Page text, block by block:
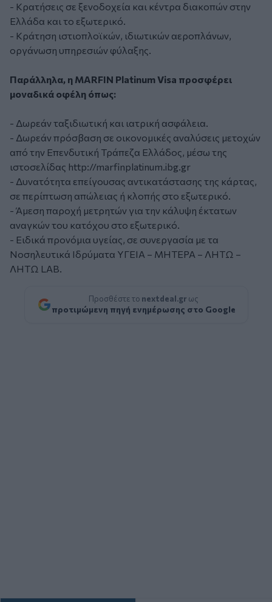
- Κρατήσεις σε ξενοδοχεία και κέντρα διακοπών στην
Ελλάδα και το εξωτερικό.
- Κράτηση ιστιοπλοϊκών, ιδιωτικών αεροπλάνων,
οργάνωση υπηρεσιών φύλαξης.
Παράλληλα, η MARFIN Platinum Visa προσφέρει
μοναδικά οφέλη όπως:
- Δωρεάν ταξιδιωτική και ιατρική ασφάλεια.
- Δωρεάν πρόσβαση σε οικονομικές αναλύσεις μετοχών
από την Επενδυτική Τράπεζα Ελλάδος, μέσω της
ιστοσελίδας http://marfinplatinum.ibg.gr
- Δυνατότητα επείγουσας αντικατάστασης της κάρτας,
σε περίπτωση απώλειας ή κλοπής στο εξωτερικό.
- Άμεση παροχή μετρητών για την κάλυψη έκτατων
αναγκών του κατόχου στο εξωτερικό.
- Ειδικά προνόμια υγείας, σε συνεργασία με τα
Νοσηλευτικά Ιδρύματα ΥΓΕΙΑ – ΜΗΤΕΡΑ – ΛΗΤΩ –
ΛΗΤΩ LAB.
Προσθέστε το nextdeal.gr ως
προτιμώμενη πηγή ενημέρωσης στο Google